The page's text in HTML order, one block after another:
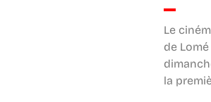
Le
de
la